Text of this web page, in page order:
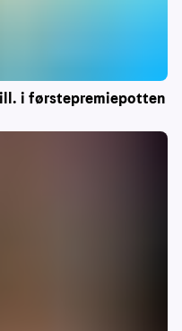
i førstepremiepotten